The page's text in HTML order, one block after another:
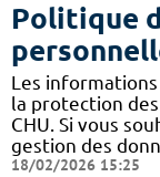
Politique
Les
la protection
CHU. Si vous
gestion des
18/02/2026 15:25